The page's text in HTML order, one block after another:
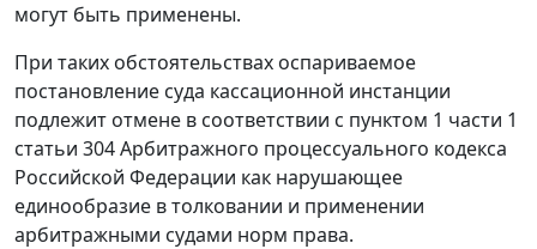
могут быть применены.
При таких обстоятельствах оспариваемое
постановление суда кассационной инстанции
подлежит отмене в соответствии с пунктом 1 части 1
статьи 304 Арбитражного процессуального кодекса
Российской Федерации как нарушающее
единообразие в толковании и применении
арбитражными судами норм права.